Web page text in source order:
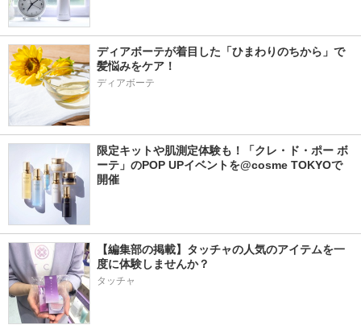
ディアボーテが着目した「ひまわりのちから」で
髪悩みをケア！
ディアボーテ
限定キットや肌測定体験も！「クレ・ド・ポー ボ
ーテ」のPOP UPイベントを@cosme TOKYOで
開催
【編集部の掲載】タッチャの人気のアイテムを一
度に体験しませんか？
タッチャ